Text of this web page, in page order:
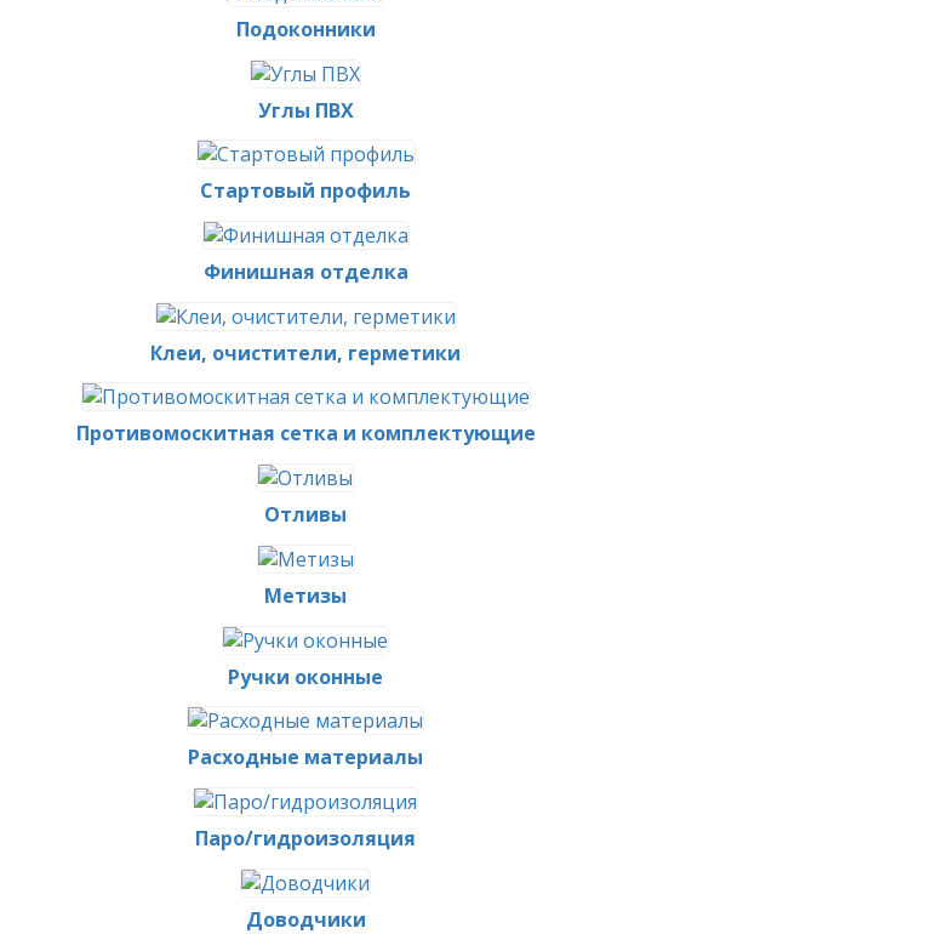
Подоконники
Углы ПВХ
Стартовый профиль
Финишная отделка
Клеи, очистители, герметики
Противомоскитная сетка и комплектующие
Отливы
Метизы
Ручки оконные
Расходные материалы
Паро/гидроизоляция
Доводчики